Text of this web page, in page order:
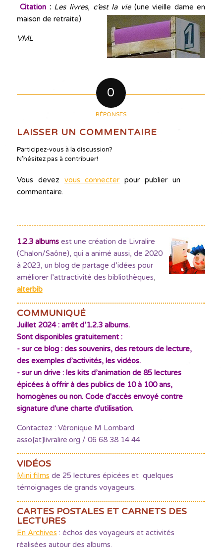
Citation : Les livres, c’est la vie(une vieille dame en
maison de retraite)
VML
0
RÉPONSES
LAISSER UN COMMENTAIRE
Participez-vous à la discussion?
N'hésitez pas à contribuer!
Vous devez vous connecter pour publier un
commentaire.
1.2.3 albumsest une création de Livralire
(Chalon/Saône), qui a animé aussi, de 2020
à 2023, un blog de partage d’idées pour
améliorer l’attractivité des bibliothèques,
alterbib
COMMUNIQUÉ
Juillet 2024 : arrêt d’1.2.3 albums.
Sont disponibles gratuitement :
- sur ce blog : des souvenirs, des retours de lecture,
des exemples d’activités, les vidéos.
- sur un drive : les kits d’animation de 85 lectures
épicées à offrir à des publics de 10 à 100 ans,
homogènes ou non. Code d'accès envoyé contre
signature d'une charte d'utilisation.
Contactez : Véronique M Lombard
asso[at]livralire.org / 06 68 38 14 44
VIDÉOS
Mini films de 25 lectures épicées et quelques
témoignages de grands voyageurs.
CARTES POSTALES ET CARNETS DES
LECTURES
En Archives : échos des voyageurs et activités
réalisées autour des albums.